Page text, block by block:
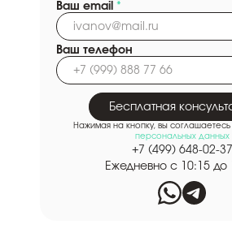
Ваш email *
Ваш телефон
Бесплатная
Нажимая на кнопку, вы
персональных данных
+7 (499) 648-02-37
Ежедневно с 10:15 до